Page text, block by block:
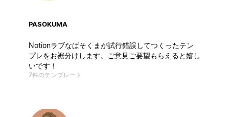
PASOKUMA
Notionラブなぱそくまが試行錯誤してつくったテン
プレをお裾分けします。ご意見ご要望もらえると嬉し
いです！
7件のテンプレート